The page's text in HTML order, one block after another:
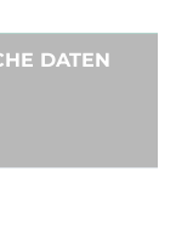
DATEN